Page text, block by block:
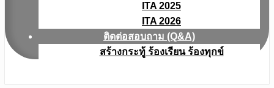
ITA 2025
ITA 2026
ติดต่อสอบถาม (Q&A)
สร้างกระทู้ ร้องเรียน ร้องทุกข์